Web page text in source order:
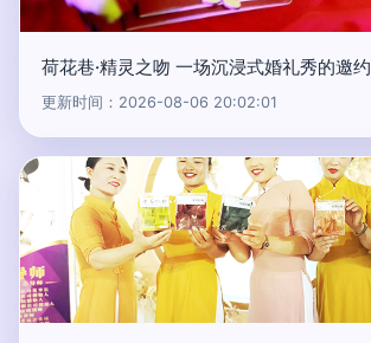
荷花巷·精灵之吻 一场沉浸式婚礼秀的邀约
更新时间：2026-08-06 20:02:01